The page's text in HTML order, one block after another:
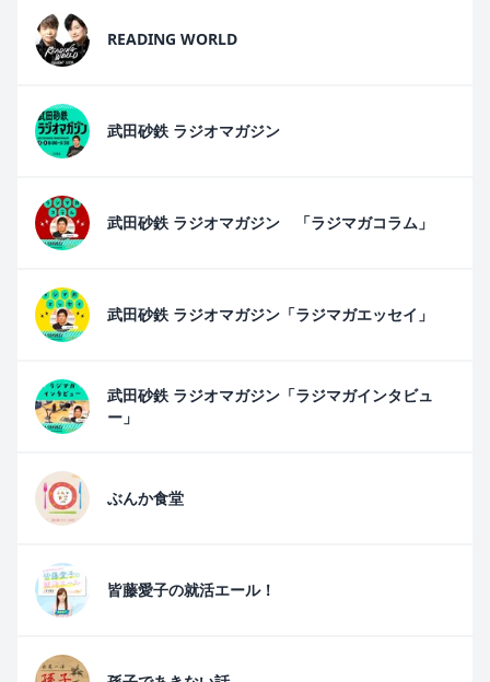
READING WORLD
武田砂鉄 ラジオマガジン
武田砂鉄 ラジオマガジン 「ラジマガコラム」
武田砂鉄 ラジオマガジン「ラジマガエッセイ」
武田砂鉄 ラジオマガジン「ラジマガインタビュ
ー」
ぶんか食堂
皆藤愛子の就活エール！